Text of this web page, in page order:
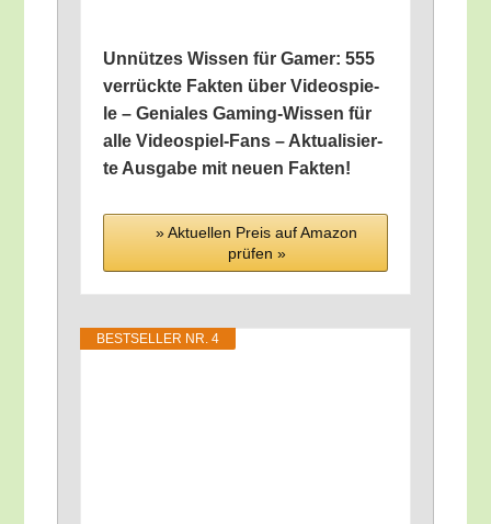
Unnüt­zes Wis­sen für Gamer: 555
ver­rück­te Fak­ten über Video­spie­
le – Genia­les Gam­ing-Wis­sen für
alle Video­spiel-Fans – Aktua­li­sier­
te Aus­ga­be mit neu­en Fakten!
» Aktu­el­len Preis auf Ama­zon
prü­fen »
BEST­SEL­LER NR. 4